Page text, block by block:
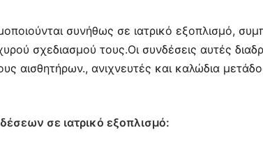
συνήθως σε ιατρικό εξοπλισμό,
σχεδιασμού τους.Οι συνδέσεις αυτές
αισθητήρων., ανιχνευτές και καλώδια
σε ιατρικό εξοπλισμό: